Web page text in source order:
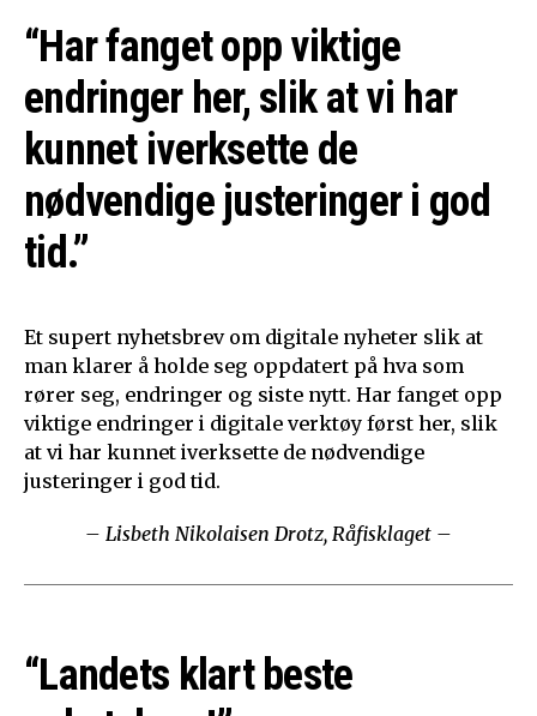
“Har fanget opp viktige
endringer her, slik at vi har
kunnet iverksette de
nødvendige justeringer i god
tid.”
Et supert nyhetsbrev om digitale nyheter slik at
man klarer å holde seg oppdatert på hva som
rører seg, endringer og siste nytt. Har fanget opp
viktige endringer i digitale verktøy først her, slik
at vi har kunnet iverksette de nødvendige
justeringer i god tid.
– Lisbeth Nikolaisen Drotz, Råfisklaget –
“Landets klart beste